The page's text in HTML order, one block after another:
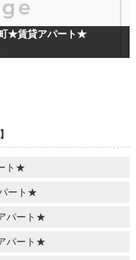
★賃貸アパート★
ト★
ート★
パート★
パート★